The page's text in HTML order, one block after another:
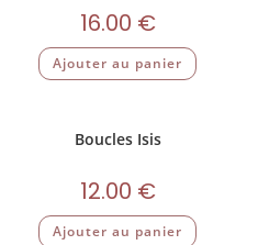
16.00 €
Ajouter au panier
Boucles Isis
12.00 €
Ajouter au panier